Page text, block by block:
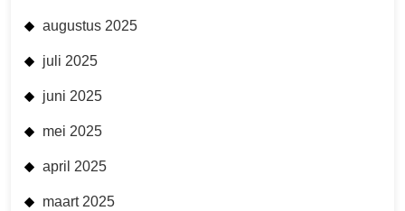
augustus 2025
juli 2025
juni 2025
mei 2025
april 2025
maart 2025